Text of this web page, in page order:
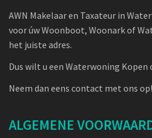
AWN Makelaar en Taxateur in
voor úw Woonboot, Woonark of
het juiste adres.
Dus wilt u een Waterwoning Kopen
Neem dan eens contact met ons op!
ALGEMENE